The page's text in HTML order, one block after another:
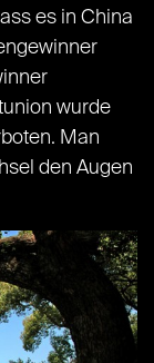
es in China
wurde
Man
den Augen